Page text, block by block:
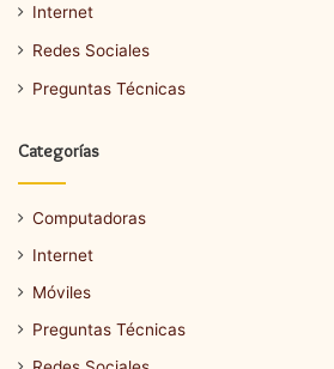
Internet
Redes Sociales
Preguntas Técnicas
Categorías
Computadoras
Internet
Móviles
Preguntas Técnicas